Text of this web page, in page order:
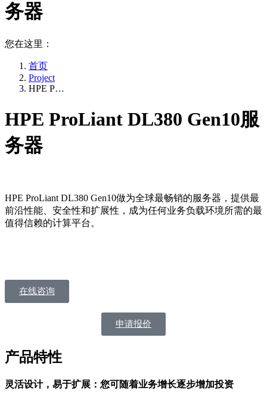
务器
您在这里：
首页
Project
HPE P…
HPE ProLiant DL380 Gen10服
务器
HPE ProLiant DL380 Gen10做为全球最畅销的服务器，提供最
前沿性能、安全性和扩展性，成为任何业务负载环境所需的最
值得信赖的计算平台。
在线咨询
申请报价
产品特性
灵活设计，易于扩展：您可随着业务增长逐步增加投资